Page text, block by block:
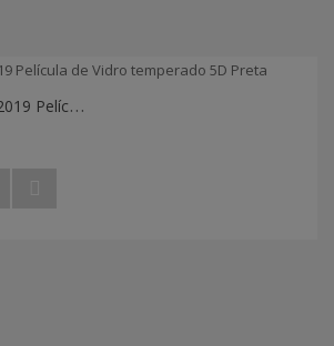
H
uawei P Smart 2019 Película de Vidro temperado 5D Preta